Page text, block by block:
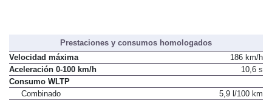
Prestaciones y consumos homologados
Velocidad máxima
186 km/h
Aceleración 0-100 km/h
10,6 s
Consumo WLTP
Combinado
5,9 l/100 km